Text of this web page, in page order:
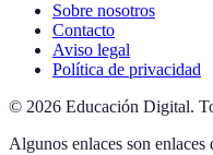
Sobre nosotros
Contacto
Aviso legal
Política de privacidad
© 2026 Educación Digital.
Algunos enlaces son enlaces